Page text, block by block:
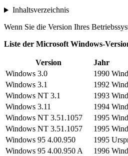
Inhaltsverzeichnis
Wenn Sie die Version Ihres
Liste der Microsoft Windows-
Version Jahr
Windows 3.0
1990
Windows 3.1
1992
Windows NT 3.1
1993
Windows 3.11
1994
Windows NT 3.51.1057
1995
Windows NT 3.51.1057
1995
Windows 95 4.00.950
1995
Windows 95 4.00.950 A
1996